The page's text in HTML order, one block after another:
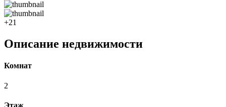
+21
Описание недвижимости
Комнат
2
Этаж